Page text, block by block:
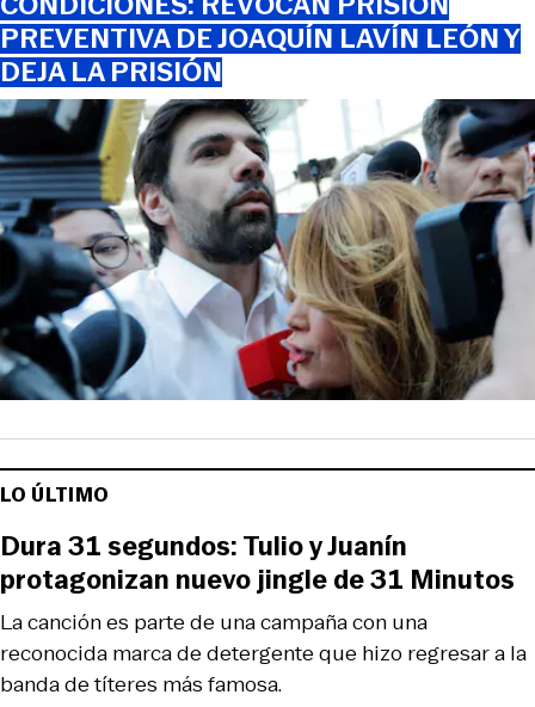
PREVENTIVA DE JOAQUÍN LAVÍN LEÓN Y
DEJA LA PRISIÓN
LO ÚLTIMO
La canción es parte de una campaña con una
reconocida marca de detergente que hizo regresar a la
banda de títeres más famosa.
Dura 31 segundos: Tulio y Juanín
protagonizan nuevo jingle de 31 Minutos